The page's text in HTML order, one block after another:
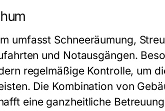
umfasst Schneeräumung,
und Notausgängen.
regelmäßige Kontrolle, um
Die Kombination von
eine ganzheitliche